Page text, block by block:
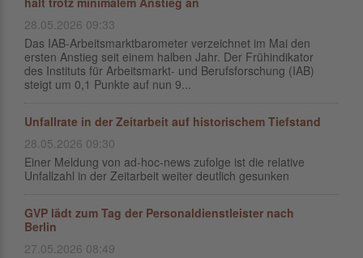
28.05.2026 09:33
Das IAB-Arbeitsmarktbarometer verzeichnet im Mai den
ersten Anstieg seit einem halben Jahr. Der Frühindikator
des Instituts für Arbeitsmarkt- und Berufsforschung (IAB)
steigt um 0,1 Punkte auf nun 9...
Unfallrate in der Zeitarbeit auf historischem Tiefstand
28.05.2026 09:30
Einer Meldung von ad-hoc-news zufolge ist die relative
Unfallzahl in der Zeitarbeit weiter deutlich gesunken
GVP lädt zum Tag der Personaldienstleister nach
Berlin
27.05.2026 08:49